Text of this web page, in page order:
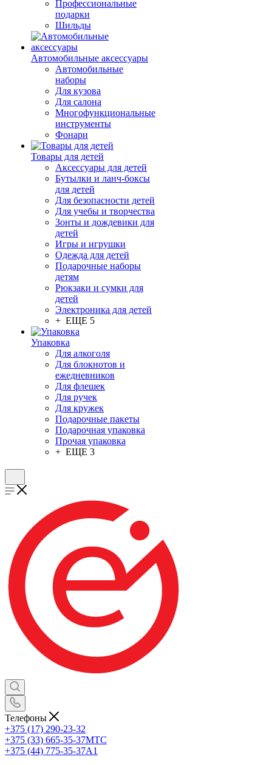
Профессиональные
подарки
Шильды
Автомобильные аксессуары
Автомобильные
наборы
Для кузова
Для салона
Многофункциональные
инструменты
Фонари
Товары для детей
Аксессуары для детей
Бутылки и ланч-боксы
для детей
Для безопасности детей
Для учебы и творчества
Зонты и дождевики для
детей
Игры и игрушки
Одежда для детей
Подарочные наборы
детям
Рюкзаки и сумки для
детей
Электроника для детей
+ ЕЩЕ 5
Упаковка
Для алкоголя
Для блокнотов и
ежедневников
Для флешек
Для ручек
Для кружек
Подарочные пакеты
Подарочная упаковка
Прочая упаковка
+ ЕЩЕ 3
Телефоны
+375 (17) 290-23-32
+375 (33) 665-35-37МТС
+375 (44) 775-35-37А1